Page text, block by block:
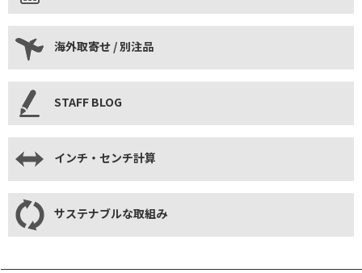
海外取寄せ / 別注品
STAFF BLOG
インチ・センチ計算
サステナブルな取組み